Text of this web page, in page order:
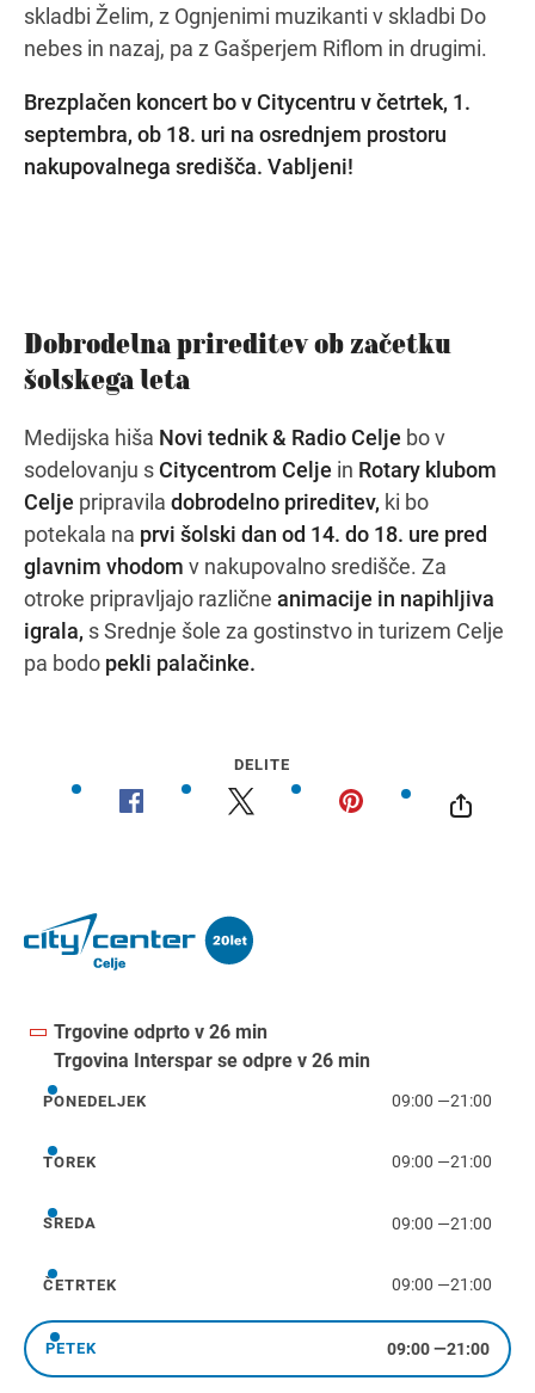
skladbi Želim, z Ognjenimi muzikanti v skladbi Do
nebes in nazaj, pa z Gašperjem Riflom in drugimi.
Brezplačen koncert bo v Citycentru v četrtek, 1.
septembra, ob 18. uri na osrednjem prostoru
nakupovalnega središča. Vabljeni!
Dobrodelna prireditev ob začetku
šolskega leta
Medijska hiša Novi tednik & Radio Celje bo v
sodelovanju sCitycentrom Celje in Rotary klubom
Celje pripravila dobrodelno prireditev, ki bo
potekala na prvi šolski dan od 14. do 18. ure pred
glavnim vhodom v nakupovalno središče. Za
otroke pripravljajo različne animacije in napihljiva
igrala, s Srednje šole za gostinstvo in turizem Celje
pa bodo pekli palačinke.
DELITE
Trgovine odprto v 26 min
Trgovina Interspar se odpre v 26 min
ponedeljek
PONEDELJEK 09:00 —21:00
torek
TOREK 09:00 —21:00
sreda
SREDA 09:00 —21:00
četrtek
ČETRTEK 09:00 —21:00
petek
PETEK 09:00—21:00